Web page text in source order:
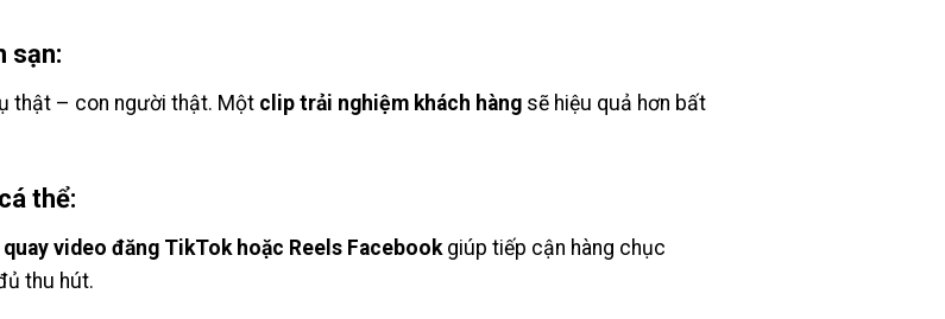
sạn:
thật – con người thật. Một clip trải nghiệm khách hàngsẽ hiệu quả hơn bất
thể:
quay video đăng TikTok hoặc Reels Facebookgiúp tiếp cận hàng chục
thu hút.